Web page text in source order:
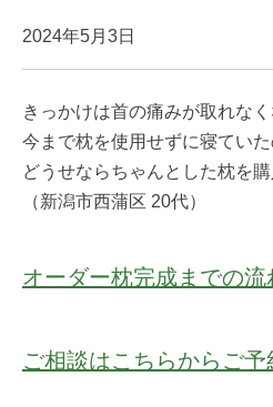
2024年5月3日
きっかけは首の痛みが取れな
今まで枕を使用せずに寝ていた
どうせならちゃんとした枕を購
（新潟市西蒲区 20代）
オーダー枕完成までの流
ご相談はこちらからご